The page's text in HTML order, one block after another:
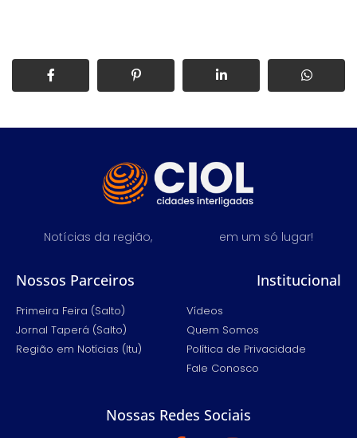
Notícias da região, em um só lugar!
Nossos Parceiros
Primeira Feira (Salto)
Jornal Taperá (Salto)
Região em Notícias (Itu)
Institucional
Vídeos
Quem Somos
Política de Privacidade
Fale Conosco
Nossas Redes Sociais